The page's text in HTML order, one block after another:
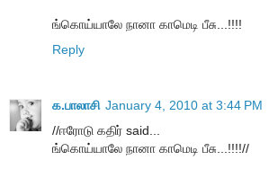
ங்கொய்யாலே நானா காமெடி பீசு...!!!!
Reply
க.பாலாசி January 4, 2010 at 3:44 PM
//ஈரோடு கதிர் said...
ங்கொய்யாலே நானா காமெடி பீசு...!!!!//